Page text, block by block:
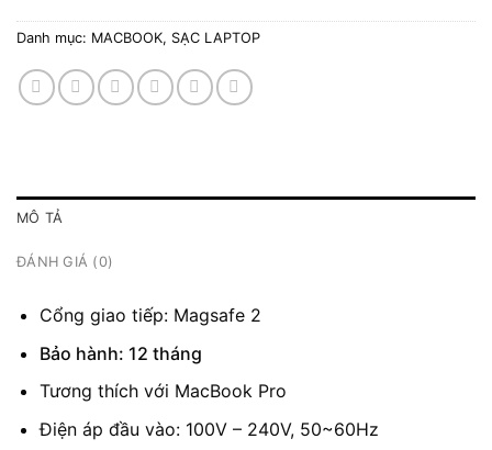
Danh mục: MACBOOK, SẠC LAPTOP
MÔ TẢ
ĐÁNH GIÁ (0)
Cổng giao tiếp: Magsafe 2
Bảo hành: 12 tháng
Tương thích với MacBook Pro
Điện áp đầu vào: 100V – 240V, 50~60Hz